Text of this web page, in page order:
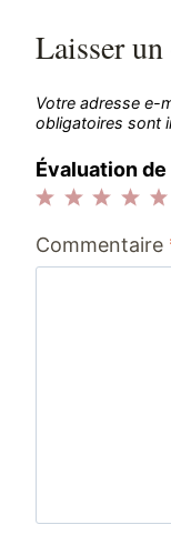
Laisser
Votre adresse e-
obligatoires sont
Évaluation
étoiles
étoiles
étoile
Commentaire